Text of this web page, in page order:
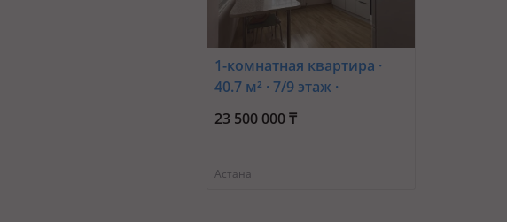
1-комнатная квартира ·
40.7 м² · 7/9 этаж ·
Молдагалиева 2
23 500 000 ₸
Астана